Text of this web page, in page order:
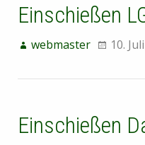
Einschießen
webmaster 10.
Einschießen